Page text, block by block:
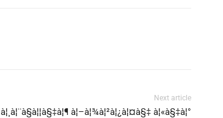
Next article
à¦¸à¦¨à§à¦¦à§‡à¦¶ à¦–à¦¾à¦²à¦¿à¦¤à§‡ à¦«à§‡à¦°